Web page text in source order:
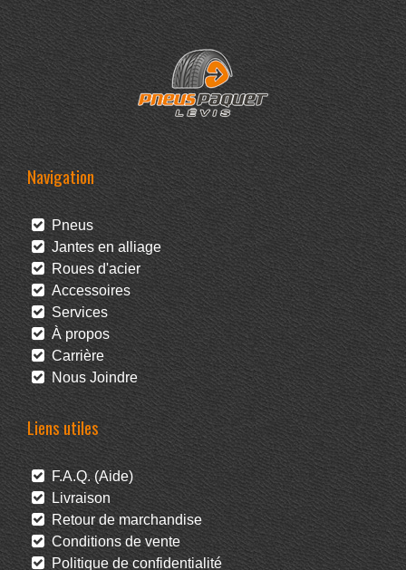
Navigation
Pneus
Jantes en alliage
Roues d'acier
Accessoires
Services
À propos
Carrière
Nous Joindre
Liens utiles
F.A.Q. (Aide)
Livraison
Retour de marchandise
Conditions de vente
Politique de confidentialité